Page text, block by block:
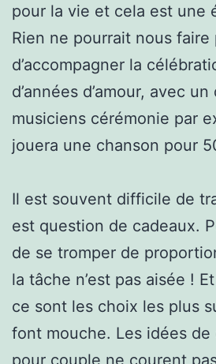
pour la vie et cela est une
Rien ne pourrait nous faire
d’accompagner la
d’années d’amour, avec
musiciens cérémonie par
jouera une chanson pour
Il est souvent difficile de
est question de cadeaux.
de se tromper de
la tâche n’est pas aisée !
ce sont les choix les plus
font mouche. Les idées de
pour couple ne courent